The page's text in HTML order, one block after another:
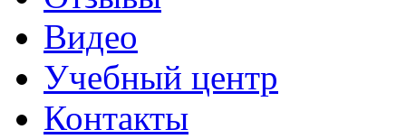
Видео
Учебный центр
Контакты